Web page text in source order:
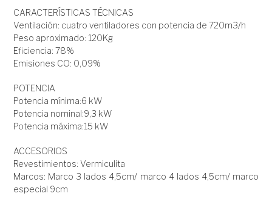
CARACTERÍSTICAS TÉCNICAS
Ventilación: cuatro ventiladores con potencia de 720m3/h
Peso aproximado: 120Kg
Eficiencia: 78%
Emisiones CO: 0,09%
POTENCIA
Potencia mínima:6 kW
Potencia nominal:9,3 kW
Potencia máxima:15 kW
ACCESORIOS
Revestimientos: Vermiculita
Marcos: Marco 3 lados 4,5cm/ marco 4 lados 4,5cm/ marco
especial 9cm